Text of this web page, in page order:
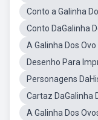
Conto a Galinha
Conto DaGalinha
A Galinha Dos Ovo
Desenho Para
Personagens
Cartaz DaGalinha
A Galinha Dos